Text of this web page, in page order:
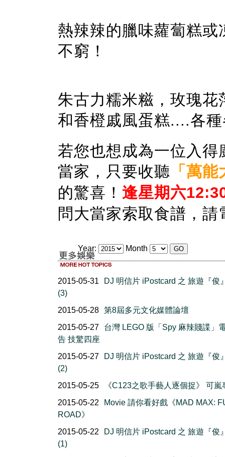
熱辣辣的臘味蘿蔔糕
不窮！
朱古力糯米糍，玫瑰
和香橙戚風蛋糕....各
若您也想成為一位入
當家，只要收聽 「萬
的驚喜！ 逢星期六
問大當家索取食譜，請
Year: Month
2015-05-31
DJ 明信片 iPostcard 之 旅遊『俊
(3)
2015-05-28 第8屆多元文化媒體論壇
2015-05-27
台灣 LEGO 版「Spy 麻辣賤諜」
告 技驚四座
2015-05-27
DJ 明信片 iPostcard 之 旅遊『俊
(2)
2015-05-25
《C123之歌手藝人逐個捉》 可嵐
2015-05-22
Movie 請你看好戲《MAD MAX:
ROAD》
2015-05-22
DJ 明信片 iPostcard 之 旅遊『俊
(1)